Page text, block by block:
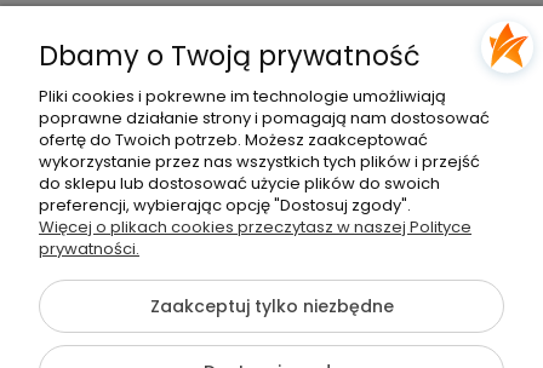
Pomoc
Moje konto
Płatności i dostawa
Dbamy o Twoją prywatność
Pliki cookies i pokrewne im technologie umożliwiają
poprawne działanie strony i pomagają nam dostosować
ofertę do Twoich potrzeb. Możesz zaakceptować
wykorzystanie przez nas wszystkich tych plików i przejść
do sklepu lub dostosować użycie plików do swoich
preferencji, wybierając opcję "Dostosuj zgody".
Więcej o plikach cookies przeczytasz w naszej Polityce
prywatności.
Zaakceptuj tylko niezbędne